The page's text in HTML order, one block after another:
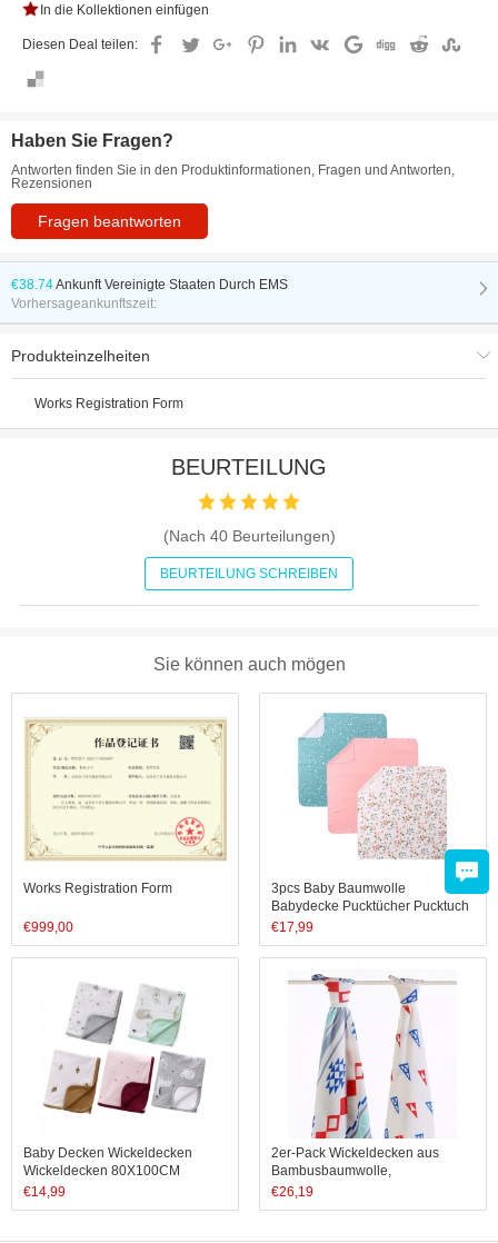
In die Kollektionen einfügen
Diesen Deal teilen:
Haben Sie Fragen?
Antworten finden Sie in den Produktinformationen, Fragen und Antworten,
Rezensionen
Fragen beantworten
€38.74Ankunft Vereinigte Staaten Durch EMS
Vorhersageankunftszeit:
Produkteinzelheiten
Works Registration Form
BEURTEILUNG
(Nach 40Beurteilungen)
BEURTEILUNG SCHREIBEN
Sie können auch mögen
Works Registration Form
€999,00
3pcs Baby Baumwolle
Babydecke Pucktücher Pucktuch
Wickeldecke Kuscheldecke mit
Mütze für Junge Mädchen
€17,99
Baby Decken Wickeldecken
Wickeldecken 80X100CM
100X140CM
€14,99
2er-Pack Wickeldecken aus
Bambusbaumwolle,
Musselindecken-Set, 70%
Bambus, 30% Baumwolle
€26,19